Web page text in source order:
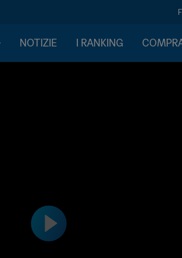
NOTIZIE I RANKING